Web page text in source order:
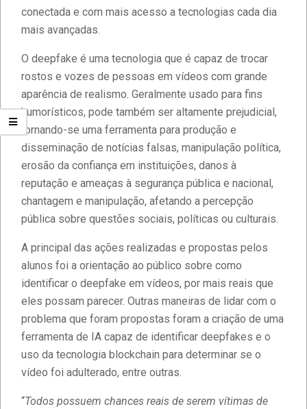
conectada e com mais acesso a tecnologias cada dia
mais avançadas.
O deepfake é uma tecnologia que é capaz de trocar
rostos e vozes de pessoas em vídeos com grande
aparência de realismo. Geralmente usado para fins
humorísticos, pode também ser altamente prejudicial,
tornando-se uma ferramenta para produção e
disseminação de notícias falsas, manipulação política,
erosão da confiança em instituições, danos à
reputação e ameaças à segurança pública e nacional,
chantagem e manipulação, afetando a percepção
pública sobre questões sociais, políticas ou culturais.
A principal das ações realizadas e propostas pelos
alunos foi a orientação ao público sobre como
identificar o deepfake em vídeos, por mais reais que
eles possam parecer. Outras maneiras de lidar com o
problema que foram propostas foram a criação de uma
ferramenta de IA capaz de identificar deepfakes e o
uso da tecnologia blockchain para determinar se o
vídeo foi adulterado, entre outras.
“Todos possuem chances reais de serem vítimas de
Estudantes da Faculdade IBPTECH
Educação Digital
Diversidade e Inclusão na Faculdade
IBPTECH